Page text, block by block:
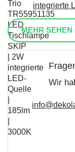
integrierte
MEHR SEHEN
Wir